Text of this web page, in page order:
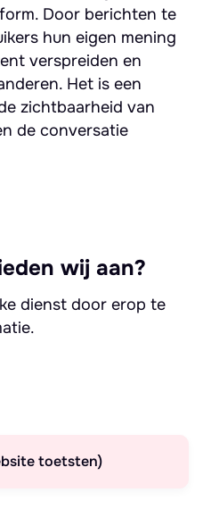
Door berichten te
hun eigen mening
verspreiden en
Het is een
zichtbaarheid van
de conversatie
wij aan?
dienst door erop te
toetsten)